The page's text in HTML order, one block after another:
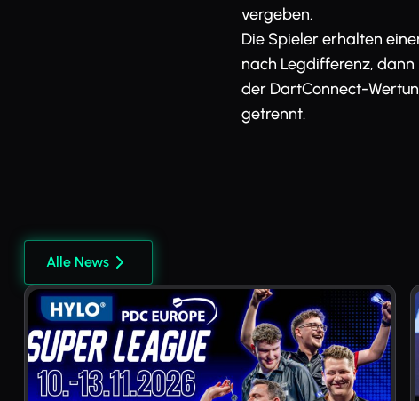
vergeben.
Die Spieler erhalten
nach Legdifferenz,
der DartConnect-
getrennt.
Alle News